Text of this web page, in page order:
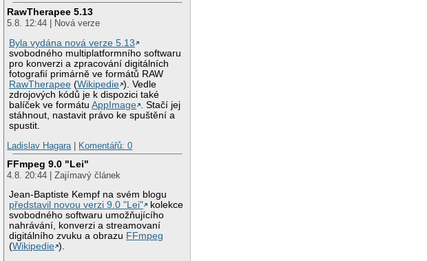
RawTherapee 5.13
5.8. 12:44 | Nová verze
Byla vydána nová verze 5.13
svobodného multiplatformního softwaru
pro konverzi a zpracování digitálních
fotografií primárně ve formátů RAW
RawTherapee (Wikipedie ). Vedle
zdrojových kódů je k dispozici také
balíček ve formátuAppImage
. Stačí jej
stáhnout, nastavit právo ke spuštění a
spustit.
Ladislav Hagara| Komentářů: 0
FFmpeg 9.0 "Lei"
4.8. 20:44 | Zajímavý článek
Jean-Baptiste Kempf na svém blogu
představil novou verzi 9.0 "Lei"
kolekce
svobodného softwaru umožňujícího
nahrávání, konverzi a streamovaní
digitálního zvuku a obrazu FFmpeg
(Wikipedie ).